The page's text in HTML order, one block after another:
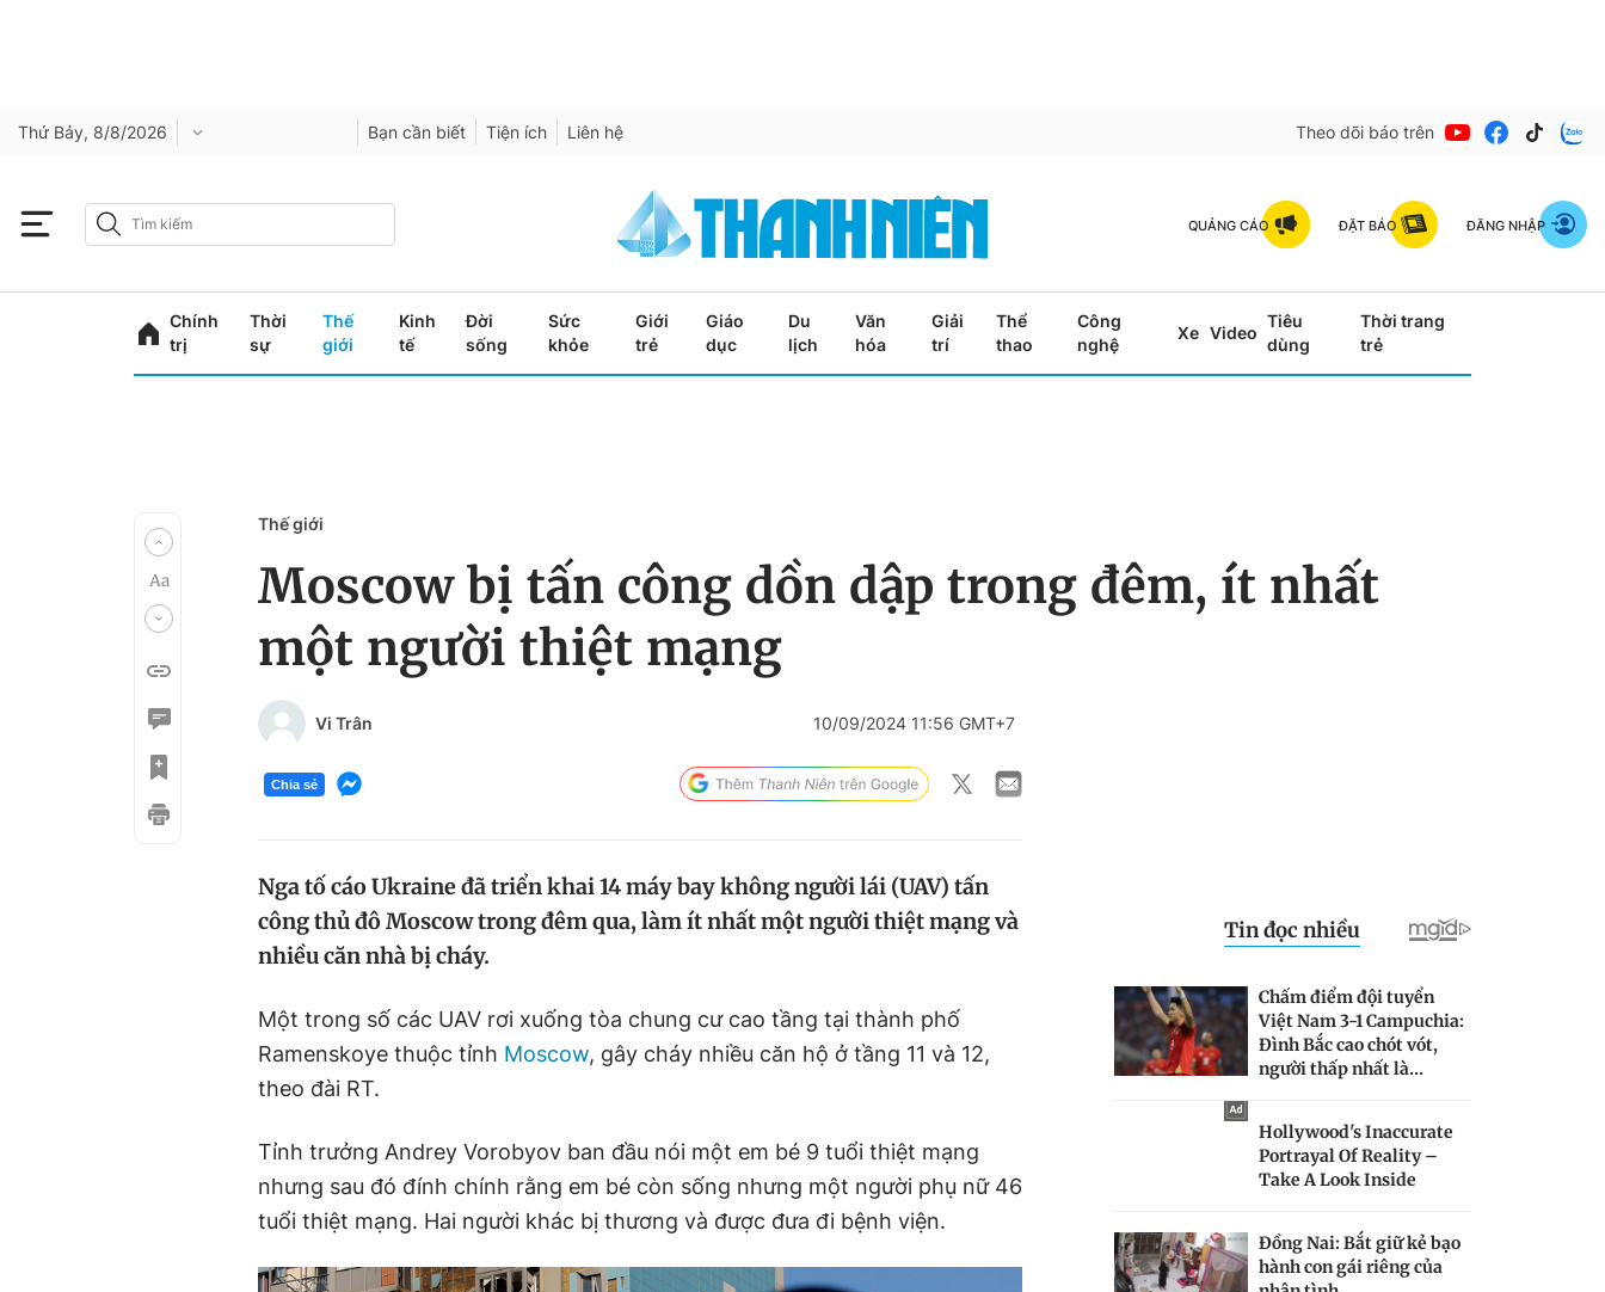
Thứ Bảy, 8/8/2026 Bạn cần biết Tiện ích Liên hệ Theo dõi báo trên
QUẢNG CÁO ĐẶT BÁO ĐĂNG NHẬP
Chính
trị
Thời
sự
Thế
giới
Kinh
tế
Đời
sống
Sức
khỏe
Giới
trẻ
Giáo
dục
Du
lịch
Văn
hóa
Giải
trí
Thể
thao
Công
nghệ
Xe Video
Tiêu
dùng
Thời trang
trẻ
Thế giới
Moscow bị tấn công dồn dập trong đêm, ít nhất
một người thiệt mạng
Vi Trân 10/09/2024 11:56 GMT+7
Chia sẻ
Nga tố cáo Ukraine đã triển khai 14 máy bay không người lái (UAV) tấn
công thủ đô Moscow trong đêm qua, làm ít nhất một người thiệt mạng và
nhiều căn nhà bị cháy.
Một trong số các UAV rơi xuống tòa chung cư cao tầng tại thành phố
Ramenskoye thuộc tỉnh Moscow, gây cháy nhiều căn hộ ở tầng 11 và 12,
theo đài RT.
Tỉnh trưởng Andrey Vorobyov ban đầu nói một em bé 9 tuổi thiệt mạng
nhưng sau đó đính chính rằng em bé còn sống nhưng một người phụ nữ 46
tuổi thiệt mạng. Hai người khác bị thương và được đưa đi bệnh viện.